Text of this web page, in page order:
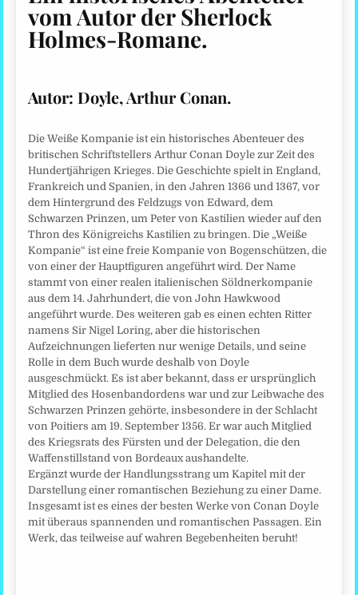
vom Autor der Sherlock
Holmes-Romane.
Autor: Doyle, Arthur Conan.
Die Weiße Kompanie ist ein historisches Abenteuer des
britischen Schriftstellers Arthur Conan Doyle zur Zeit des
Hundertjährigen Krieges. Die Geschichte spielt in England,
Frankreich und Spanien, in den Jahren 1366 und 1367, vor
dem Hintergrund des Feldzugs von Edward, dem
Schwarzen Prinzen, um Peter von Kastilien wieder auf den
Thron des Königreichs Kastilien zu bringen. Die „Weiße
Kompanie“ ist eine freie Kompanie von Bogenschützen, die
von einer der Hauptfiguren angeführt wird. Der Name
stammt von einer realen italienischen Söldnerkompanie
aus dem 14. Jahrhundert, die von John Hawkwood
angeführt wurde. Des weiteren gab es einen echten Ritter
namens Sir Nigel Loring, aber die historischen
Aufzeichnungen lieferten nur wenige Details, und seine
Rolle in dem Buch wurde deshalb von Doyle
ausgeschmückt. Es ist aber bekannt, dass er ursprünglich
Mitglied des Hosenbandordens war und zur Leibwache des
Schwarzen Prinzen gehörte, insbesondere in der Schlacht
von Poitiers am 19. September 1356. Er war auch Mitglied
des Kriegsrats des Fürsten und der Delegation, die den
Waffenstillstand von Bordeaux aushandelte.
Ergänzt wurde der Handlungsstrang um Kapitel mit der
Darstellung einer romantischen Beziehung zu einer Dame.
Insgesamt ist es eines der besten Werke von Conan Doyle
mit überaus spannenden und romantischen Passagen. Ein
Werk, das teilweise auf wahren Begebenheiten beruht!